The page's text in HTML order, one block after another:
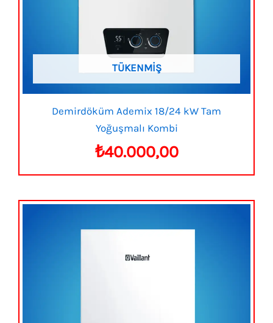
TÜKENMIŞ
Demirdöküm Ademix 18/24 kW Tam
Yoğuşmalı Kombi
₺40.000,00